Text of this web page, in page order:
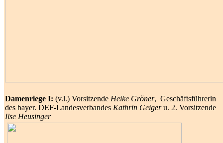
Damenriege I: (v.l.) Vorsitzende Heike Gröner, Geschäftsführerin
des bayer. DEF-Landesverbandes Kathrin Geigeru. 2. Vorsitzende
Ilse Heusinger